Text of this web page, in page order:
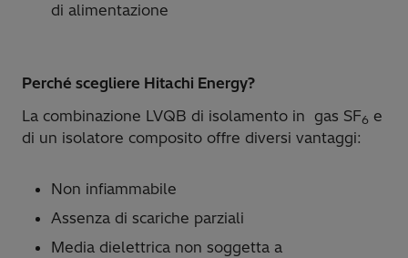
di alimentazione
Perché scegliere Hitachi Energy?
La combinazione LVQB di isolamento in gas SF6 e
di un isolatore composito offre diversi vantaggi:
Non infiammabile
Assenza di scariche parziali
Media dielettrica non soggetta a